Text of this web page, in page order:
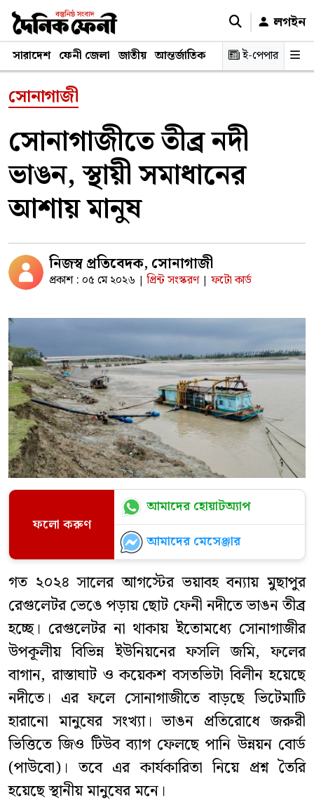
লগইন
সারাদেশ ফেনী জেলা জাতীয় আন্তর্জাতিক রাজনীতি স্বাস্থ্য শিক্ষা
ই-পেপার
সোনাগাজী
সোনাগাজীতে তীব্র নদী
ভাঙন, স্থায়ী সমাধানের
আশায় মানুষ
নিজস্ব প্রতিবেদক, সোনাগাজী
প্রকাশ : ০৫ মে ২০২৬ | প্রিন্ট সংস্করণ | ফটো কার্ড
ফলো করুণ
আমাদের হোয়াটঅ্যাপ
আমাদের মেসেঞ্জার
গত ২০২৪ সালের আগস্টের ভয়াবহ বন্যায় মুছাপুর
রেগুলেটর ভেঙে পড়ায় ছোট ফেনী নদীতে ভাঙন তীব্র
হচ্ছে। রেগুলেটর না থাকায় ইতোমধ্যে সোনাগাজীর
উপকূলীয় বিভিন্ন ইউনিয়নের ফসলি জমি, ফলের
বাগান, রাস্তাঘাট ও কয়েকশ বসতভিটা বিলীন হয়েছে
নদীতে। এর ফলে সোনাগাজীতে বাড়ছে ভিটেমাটি
হারানো মানুষের সংখ্যা। ভাঙন প্রতিরোধে জরুরী
ভিত্তিতে জিও টিউব ব্যাগ ফেলছে পানি উন্নয়ন বোর্ড
(পাউবো)। তবে এর কার্যকারিতা নিয়ে প্রশ্ন তৈরি
হয়েছে স্থানীয় মানুষের মনে।